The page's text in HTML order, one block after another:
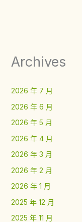
Archives
2026 年 7 月
2026 年 6 月
2026 年 5 月
2026 年 4 月
2026 年 3 月
2026 年 2 月
2026 年 1 月
2025 年 12 月
2025 年 11 月